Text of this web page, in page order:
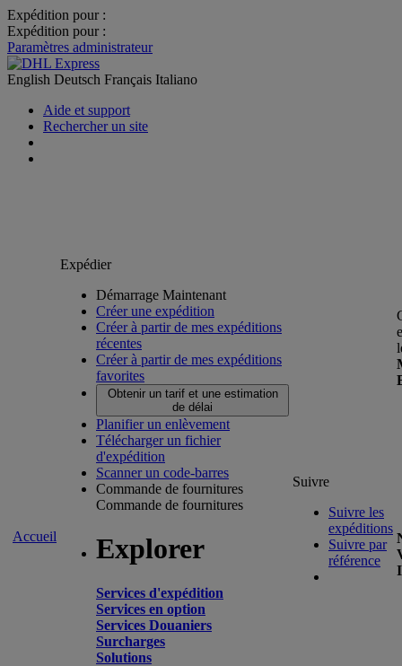
Expédition pour :
Expédition pour :
Paramètres administrateur
English Deutsch Français Italiano
Aide et support
Rechercher un site
Accueil
Expédier
Démarrage Maintenant
Créer une expédition
Créer à partir de mes expéditions
récentes
Créer à partir de mes expéditions
favorites
Obtenir un tarif et une estimation
de délai
Planifier un enlèvement
Télécharger un fichier
d'expédition
Scanner un code-barres
Commande de fournitures
Commande de fournitures
Explorer
Services d'expédition
Services en option
Services Douaniers
Surcharges
Solutions
Suivre
Suivre les
expéditions
Suivre par
référence